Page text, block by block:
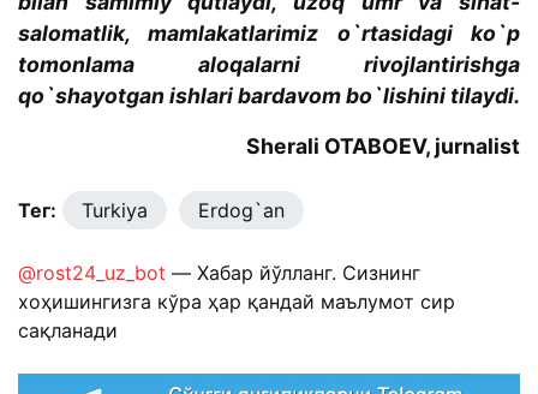
salomatlik, mamlakatlarimiz o`rtasidagi ko`p
tomonlama aloqalarni rivojlantirishga
qo`shayotgan ishlari bardavom bo`lishini tilaydi.
Sherali OTABOEV, jurnalist
Тег: Turkiya Erdog`an
@rost24_uz_bot — Хабар йўлланг. Сизнинг
хоҳишингизга кўра ҳар қандай маълумот сир
сақланади